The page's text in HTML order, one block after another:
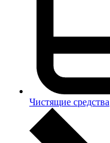
Чистящие средства